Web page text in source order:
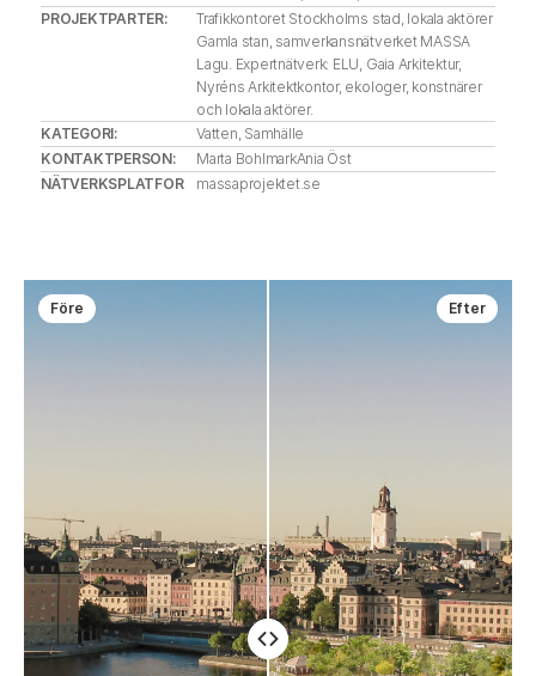
KATEGORI: Vatten, Samhälle
NÄTVERKSPLATFOR
massaprojektet.se
PROJEKTPARTER:
Trafikkontoret Stockholms stad, lokala aktörer
Gamla stan, samverkansnätverket MASSA
Lagu. Expertnätverk: ELU, Gaia Arkitektur,
Nyréns Arkitektkontor, ekologer, konstnärer
och lokala aktörer.
KONTAKTPERSON: Marta BohlmarkAnia Öst
Före Efter